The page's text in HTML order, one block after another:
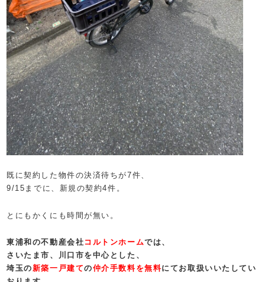
既に契約した物件の決済待ちが7件、
9/15までに、新規の契約4件。
とにもかくにも時間が無い。
東浦和の不動産会社 コルトンホームでは、
さいたま市、川口市を中心とした、
埼玉の新築一戸建ての仲介手数料を無料にてお取扱いいたしてい